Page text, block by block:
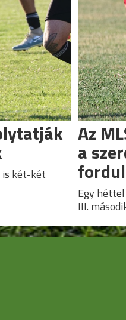
is két-két
Az
a
Egy
III.